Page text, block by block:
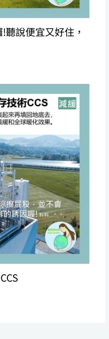
聽說便宜又好住，